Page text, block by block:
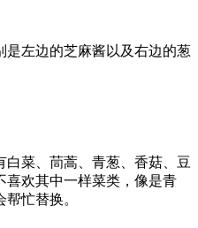
是左边的芝麻酱以及右边的葱
菜、茼蒿、青葱、香菇、豆
喜欢其中一样菜类，像是青
忙替换。